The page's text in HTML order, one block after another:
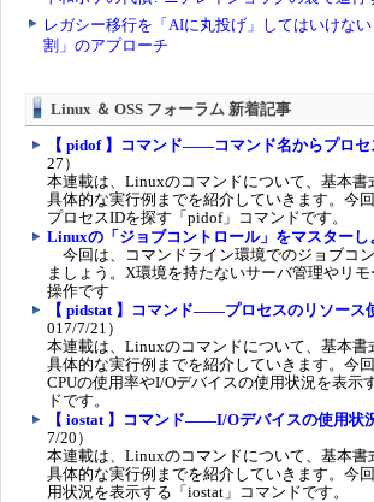
Linux ＆ OSS フォーラム 新着記事
【 pidof 】コマンド――コマンド名からプロ
27）
本連載は、Linuxのコマンドについて、基本書
具体的な実行例までを紹介していきます。今
プロセスIDを探す「pidof」コマンドです。
Linuxの「ジョブコントロール」をマスターし
今回は、コマンドライン環境でのジョブコ
ましょう。X環境を持たないサーバ管理やリ
操作です
【 pidstat 】コマンド――プロセスのリソース
017/7/21）
本連載は、Linuxのコマンドについて、基本書
具体的な実行例までを紹介していきます。今
CPUの使用率やI/Oデバイスの使用状況を表示
ドです。
【 iostat 】コマンド――I/Oデバイスの使用状
7/20）
本連載は、Linuxのコマンドについて、基本書
具体的な実行例までを紹介していきます。今
用状況を表示する「iostat」コマンドです。